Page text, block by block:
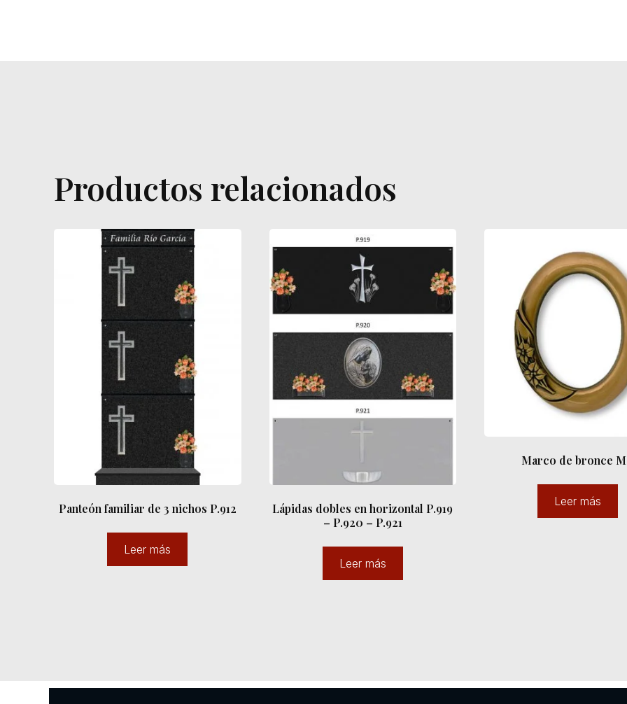
Productos relacionados
Panteón familiar de 3 nichos P.912
Leer más
Lápidas dobles en horizontal P.919
– P.920 – P.921
Leer más
Marco de bronce
Leer más